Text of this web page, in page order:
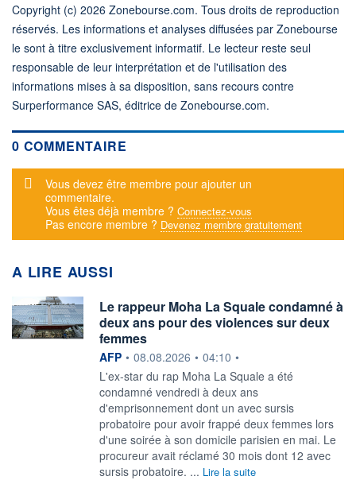
Copyright (c) 2026 Zonebourse.com. Tous droits de reproduction
réservés. Les informations et analyses diffusées par Zonebourse
le sont à titre exclusivement informatif. Le lecteur reste seul
responsable de leur interprétation et de l'utilisation des
informations mises à sa disposition, sans recours contre
Surperformance SAS, éditrice de Zonebourse.com.
0 COMMENTAIRE
Message d'alerte
Vous devez être membre pour ajouter un
commentaire.
Vous êtes déjà membre ? Connectez-vous
Pas encore membre ? Devenez membre gratuitement
A LIRE AUSSI
Le rappeur Moha La Squale condamné à
deux ans pour des violences sur deux
femmes
information fournie par
AFP • 08.08.2026 • 04:10 •
L'ex-star du rap Moha La Squale a été
condamné vendredi à deux ans
d'emprisonnement dont un avec sursis
probatoire pour avoir frappé deux femmes lors
d'une soirée à son domicile parisien en mai. Le
procureur avait réclamé 30 mois dont 12 avec
sursis probatoire. ... Lire la suite